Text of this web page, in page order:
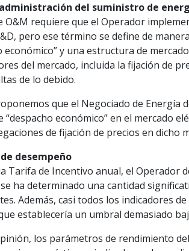
del suministro de
O&M requiere que el Operador
pero ese término se define de
económico” y una estructura de
del mercado, incluida la fijación de
de lo debido.
que el Negociado de Energía
“despacho económico” en el mercado
de fijación de precios en dicho
desempeño
Tarifa de Incentivo anual, el Operador
ha determinado una cantidad
Además, casi todos los indicadores
establecería un umbral demasiado
los parámetros de rendimiento